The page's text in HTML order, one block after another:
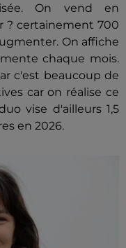
On vend en
? certainement 700
On affiche
chaque mois.
c'est beaucoup de
car on réalise ce
vise d'ailleurs 1,5
en 2026.